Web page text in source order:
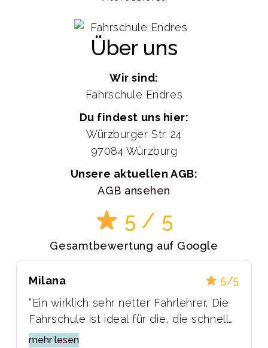
Über uns
Wir sind:
Fahrschule Endres
Du findest uns hier:
Würzburger Str. 24
97084 Würzburg
Unsere aktuellen AGB:
AGB ansehen
5 / 5
Gesamtbewertung auf Google
Milana
5/5
“Ein wirklich sehr netter Fahrlehrer. Die
Fahrschule ist ideal für die, die schnell
vorankommen wollen. Sie bietet einen
mehr lesen